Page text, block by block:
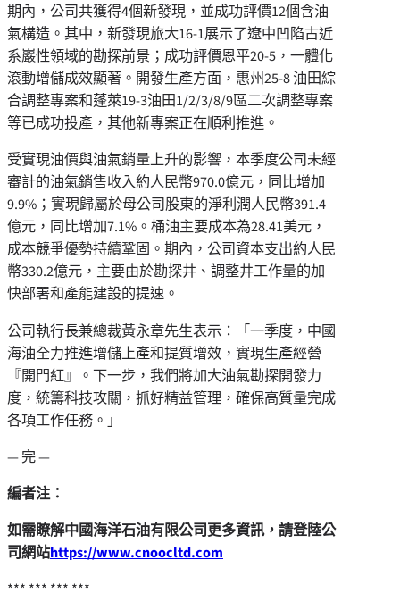
期內，公司共獲得4個新發現，並成功評價12個含油
氣構造。其中，新發現旅大16-1展示了遼中凹陷古近
系巖性領域的勘探前景；成功評價恩平20-5，一體化
滾動增儲成效顯著。開發生產方面，惠州25-8 油田綜
合調整專案和蓬萊19-3油田1/2/3/8/9區二次調整專案
等已成功投產，其他新專案正在順利推進。
受實現油價與油氣銷量上升的影響，本季度公司未經
審計的油氣銷售收入約人民幣970.0億元，同比增加
9.9%；實現歸屬於母公司股東的淨利潤人民幣391.4
億元，同比增加7.1%。桶油主要成本為28.41美元，
成本競爭優勢持續鞏固。期內，公司資本支出約人民
幣330.2億元，主要由於勘探井、調整井工作量的加
快部署和產能建設的提速。
公司執行長兼總裁黃永章先生表示：「一季度，中國
海油全力推進增儲上產和提質增效，實現生產經營
『開門紅』。下一步，我們將加大油氣勘探開發力
度，統籌科技攻關，抓好精益管理，確保高質量完成
各項工作任務。」
— 完 —
編者注：
如需瞭解中國海洋石油有限公司更多資訊，請登陸公
司網站https://www.cnoocltd.com
*** *** *** ***